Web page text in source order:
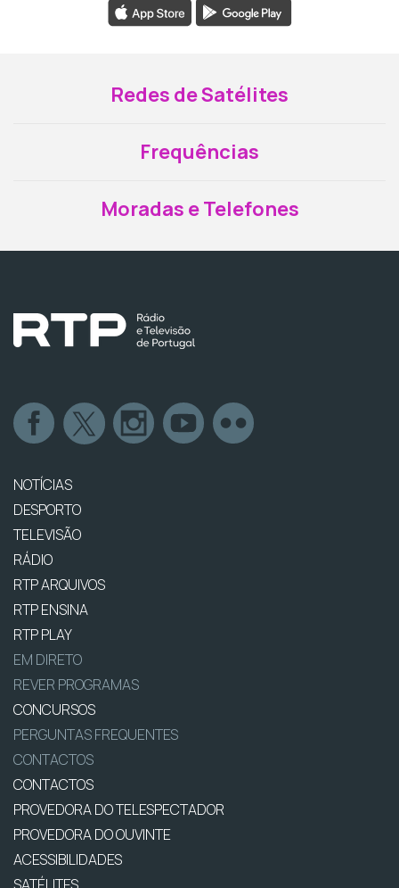
Redes de Satélites
Frequências
Moradas e Telefones
NOTÍCIAS
DESPORTO
TELEVISÃO
RÁDIO
RTP ARQUIVOS
RTP ENSINA
RTP PLAY
EM DIRETO
REVER PROGRAMAS
CONCURSOS
PERGUNTAS FREQUENTES
CONTACTOS
CONTACTOS
PROVEDORA DO TELESPECTADOR
PROVEDORA DO OUVINTE
ACESSIBILIDADES